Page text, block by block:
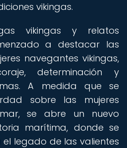
vikingas.
vikingas y relatos
a destacar las
navegantes vikingas,
determinación y
A medida que se
sobre las mujeres
se abre un nuevo
marítima, donde se
legado de las valientes